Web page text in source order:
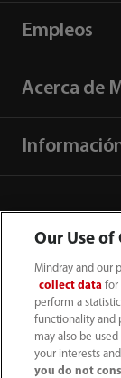
Empleos
Acerca de
Our Use of
Mindray and our
collect data for
perform a
functionality and
may also be
your interests
you do not